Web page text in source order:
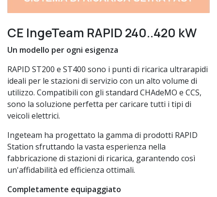
CE IngeTeam RAPID 240..420 kW
Un modello per ogni esigenza
RAPID ST200 e ST400 sono i punti di ricarica ultrarapidi
ideali per le stazioni di servizio con un alto volume di
utilizzo. Compatibili con gli standard CHAdeMO e CCS,
sono la soluzione perfetta per caricare tutti i tipi di
veicoli elettrici.
Ingeteam ha progettato la gamma di prodotti RAPID
Station sfruttando la vasta esperienza nella
fabbricazione di stazioni di ricarica, garantendo così
un'affidabilità ed efficienza ottimali.
Completamente equipaggiato